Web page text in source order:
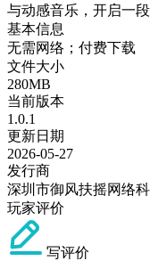
与动感音乐，开启一
基本信息
无需网络；付费下载
文件大小
280MB
当前版本
1.0.1
更新日期
2026-05-27
发行商
深圳市御风扶摇网络
玩家评价
写评价